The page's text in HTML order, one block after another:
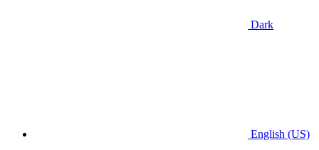
Dark
English (US)